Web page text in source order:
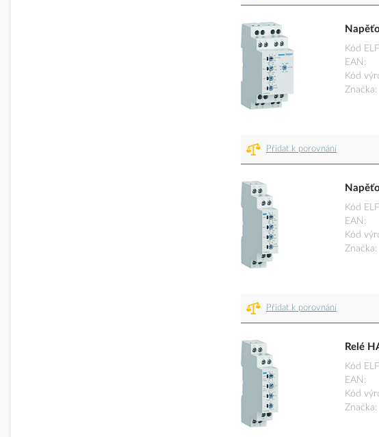
Kód
EAN
Kód
Značka
Přidat k porovnání
Kód
EAN
Kód
Značka
Přidat k porovnání
Relé
Kód
EAN
Kód
Značka